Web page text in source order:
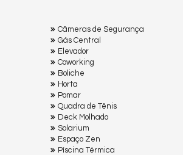
Câmeras de Segurança
Gás Central
Elevador
Coworking
Boliche
Horta
Pomar
Quadra de Tênis
Deck Molhado
Solarium
Espaço Zen
Pìscina Térmica